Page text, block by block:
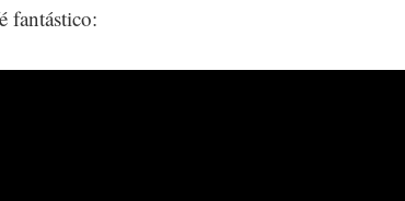
fantástico: